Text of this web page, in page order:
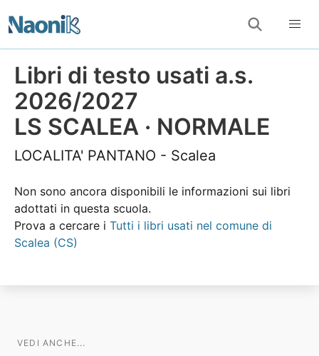
Libri di testo usati a.s.
2026/2027
LS SCALEA · NORMALE
LOCALITA' PANTANO - Scalea
Non sono ancora disponibili le informazioni sui libri
adottati in questa scuola.
Prova a cercare i Tutti i libri usati nel comune di
Scalea (CS)
VEDI ANCHE...